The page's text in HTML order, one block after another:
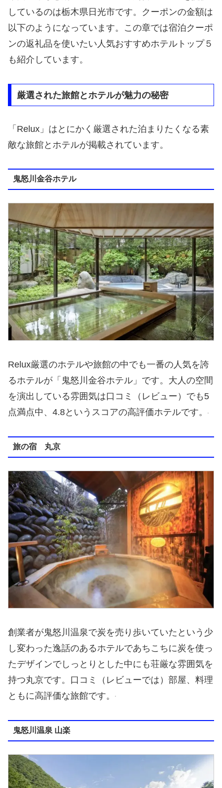
しているのは栃木県日光市です。クーポンの金額は
以下のようになっています。この章では宿泊クーポ
ンの返礼品を使いたい人気おすすめホテルトップ５
も紹介しています。
厳選された旅館とホテルが魅力の秘密
「Relux」はとにかく厳選された泊まりたくなる素
敵な旅館とホテルが掲載されています。
鬼怒川金谷ホテル
Relux厳選のホテルや旅館の中でも一番の人気を誇
るホテルが「鬼怒川金谷ホテル」です。大人の空間
を演出している雰囲気は口コミ（レビュー）でも5
点満点中、4.8というスコアの高評価ホテルです。
旅の宿 丸京
創業者が鬼怒川温泉で炭を売り歩いていたという少
し変わった逸話のあるホテルであちこちに炭を使っ
たデザインでしっとりとした中にも荘厳な雰囲気を
持つ丸京です。口コミ（レビューでは）部屋、料理
ともに高評価な旅館です。
鬼怒川温泉 山楽